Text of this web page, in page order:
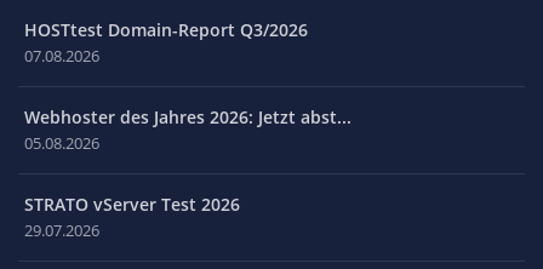
HOSTtest Domain-Report Q3/2026
07.08.2026
Webhoster des Jahres 2026: Jetzt abst...
05.08.2026
STRATO vServer Test 2026
29.07.2026